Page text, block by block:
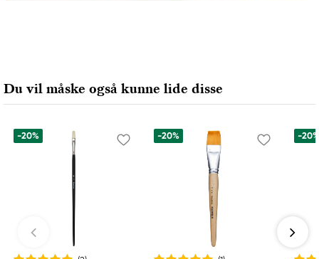
Du vil måske også kunne lide disse
-20% -20% -